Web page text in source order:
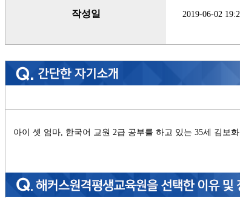
작성일 2019-06-02
아이 셋 엄마 한국어 교원 2급 공부를 하고 있는35세 김보